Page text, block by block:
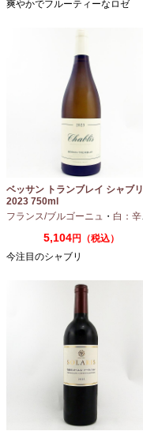
爽やかでフルーティーなロゼ
ベッサン トランブレイ シャブリ
2023 750ml
フランス/ブルゴーニュ ・ 白：辛口
5,104円（税込）
今注目のシャブリ